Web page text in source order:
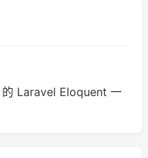
的 Laravel Eloquent 一